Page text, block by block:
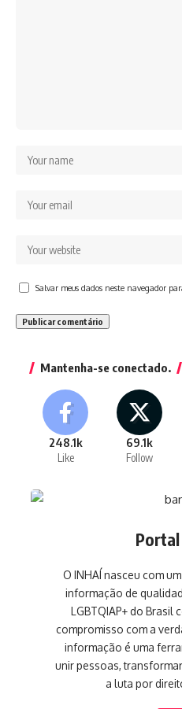
Salvar meus dados neste navegador
Mantenha-se conectado.
248.1k
Like
69.1k
Follow
O INHAÍ nasceu com
informação de
LGBTQIAP+ do Brasil
compromisso com a
informação é uma
unir pessoas,
a luta por